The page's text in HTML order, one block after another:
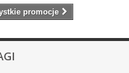
promocje